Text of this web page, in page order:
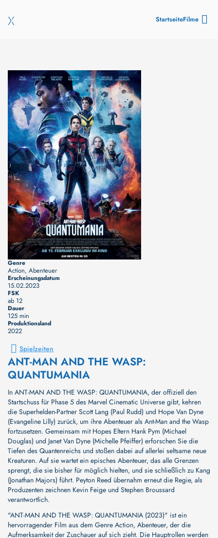
StartseiteFilme
Genre
Action, Abenteuer
Erscheinungsdatum
15.02.2023
FSK
ab 12
Dauer
125 min
Produktionsland
2022
Spielzeiten
ANT-MAN AND THE WASP:
QUANTUMANIA
In ANT-MAN AND THE WASP: QUANTUMANIA, der offiziell den
Startschuss für Phase 5 des Marvel Cinematic Universe gibt, kehren
die Superhelden-Partner Scott Lang (Paul Rudd) und Hope Van Dyne
(Evangeline Lilly) zurück, um ihre Abenteuer als Ant-Man and the Wasp
fortzusetzen. Gemeinsam mit Hopes Eltern Hank Pym (Michael
Douglas) und Janet Van Dyne (Michelle Pfeiffer) erforschen Sie die
Tiefen des Quantenreichs und stoßen dabei auf allerlei seltsame neue
Kreaturen. Auf sie wartet ein episches Abenteuer, das alle Grenzen
sprengt, die sie bisher für möglich hielten, und sie schließlich zu Kang
(Jonathan Majors) führt. Peyton Reed übernahm erneut die Regie, als
Produzenten zeichnen Kevin Feige und Stephen Broussard
verantwortlich.
"ANT-MAN AND THE WASP: QUANTUMANIA (2023)" ist ein
hervorragender Film aus dem Genre Action, Abenteuer, der die
Aufmerksamkeit der Zuschauer auf sich zieht. Die Hauptrollen werden